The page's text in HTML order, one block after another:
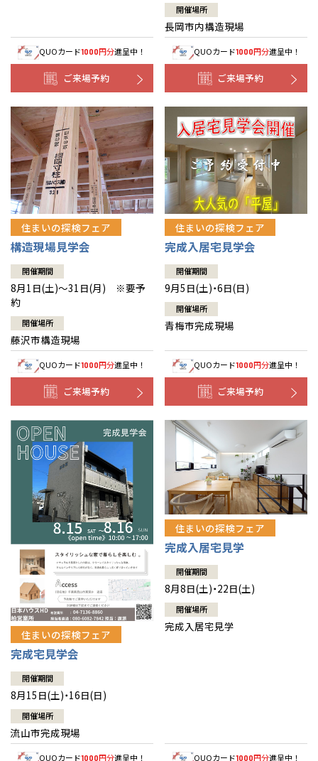
QUOカード1000円分進呈中！
ご来場予約
開催場所
長岡市内構造現場
QUOカード1000円分進呈中！
ご来場予約
住まいの探検フェア
構造現場見学会
開催期間
8月1日(土)～31日(月) ※要予
約
開催場所
藤沢市構造現場
QUOカード1000円分進呈中！
ご来場予約
住まいの探検フェア
完成入居宅見学会
開催期間
9月5日(土)・6日(日)
開催場所
青梅市完成現場
QUOカード1000円分進呈中！
ご来場予約
住まいの探検フェア
完成宅見学会
開催期間
8月15日(土)・16日(日)
開催場所
流山市完成現場
QUOカード1000円分進呈中！
住まいの探検フェア
完成入居宅見学
開催期間
8月8日(土)・22日(土)
開催場所
完成入居宅見学
QUOカード1000円分進呈中！